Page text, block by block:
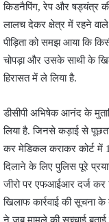
किडनैपिंग, रेप और षड्यंत्र
लालच देकर क्षेत्र में रहने वाले
पीड़िता को समझ आया कि
चोपड़ा और उसके साथी के
हिरासत में ले लिया है.
डीसीपी अभिषेक आनंद के
लिया है. जिनसे कड़ाई से
कर मेडिकल कराकर कोर्ट में
दिलाने के लिए पुलिस पूरे
जीरो पर एफआईआर दर्ज कर
खिलाफ कार्रवाई की सूचना
ने जब मामले की सच्चाई बताई